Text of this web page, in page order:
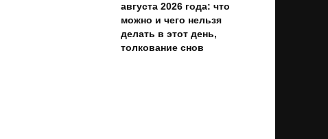
августа 2026 года: что
можно и чего нельзя
делать в этот день,
толкование снов